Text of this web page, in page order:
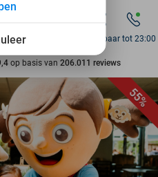
week beschikbaar
leden
op basis van 206.011 reviews
15.000+ deals
week beschikbaar
leden
Bereikbaar tot 23:00
55%